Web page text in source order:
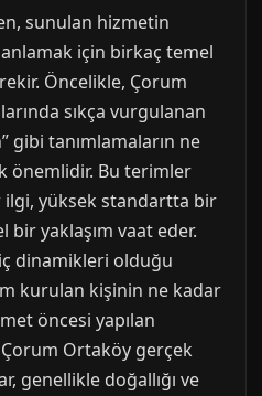
sunulan hizmetin
için birkaç temel
Öncelikle, Çorum
sıkça vurgulanan
gibi tanımlamaların ne
önemlidir. Bu terimler
yüksek standartta bir
yaklaşım vaat eder.
dinamikleri olduğu
kurulan kişinin ne kadar
öncesi yapılan
Ortaköy gerçek
genellikle doğallığı ve